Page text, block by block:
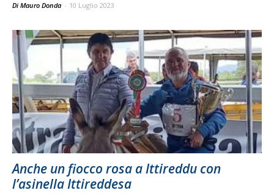
Di Mauro Donda - 10 Luglio 2023
Anche un fiocco rosa a Ittireddu con
l’asinella Ittireddesa